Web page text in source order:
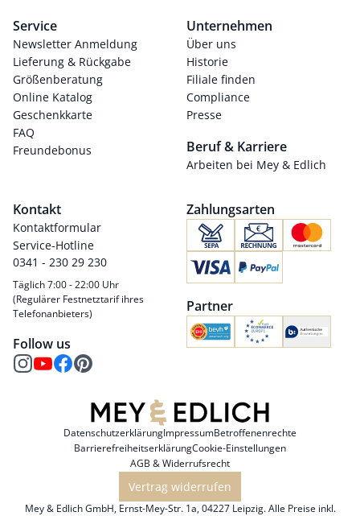
Service
Newsletter Anmeldung
Lieferung & Rückgabe
Größenberatung
Online Katalog
Geschenkkarte
FAQ
Freundebonus
Unternehmen
Über uns
Historie
Filiale finden
Compliance
Presse
Beruf & Karriere
Arbeiten bei Mey & Edlich
Kontakt
Kontaktformular
Service-Hotline
0341 - 230 29 230
Täglich 7:00 - 22:00 Uhr
(Regulärer Festnetztarif ihres
Telefonanbieters)
Follow us
Zahlungsarten
Partner
DatenschutzerklärungImpressumBetroffenenrechte
BarrierefreiheitserklärungCookie-Einstellungen
AGB & Widerrufsrecht
Vertrag widerrufen
Mey & Edlich GmbH, Ernst-Mey-Str. 1a, 04227 Leipzig. Alle Preise inkl.